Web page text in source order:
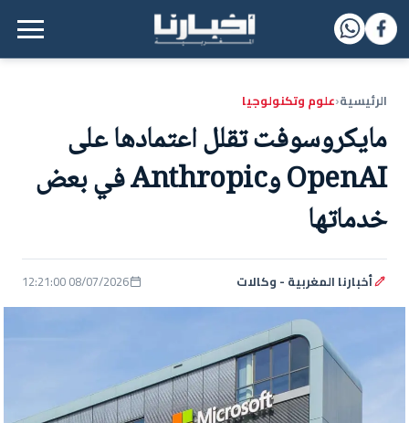
القائمة الرئيسية
الرئيسية‹علوم وتكنولوجيا
مايكروسوفت تقلل اعتمادها على
OpenAI وAnthropic في بعض
خدماتها
أخبارنا المغربية - وكالات 08/07/2026 12:21:00